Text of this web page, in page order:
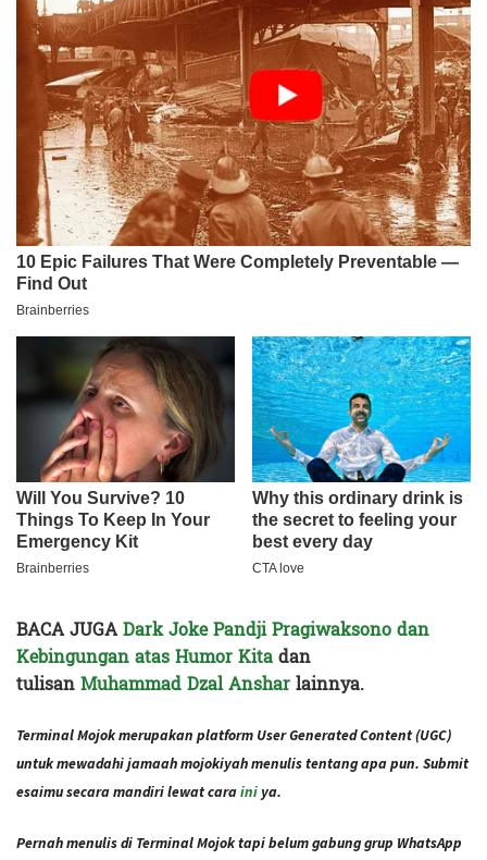
BACA JUGADark Joke Pandji Pragiwaksono dan
Kebingungan atas Humor Kitadan
tulisanMuhammad Dzal Ansharlainnya.
Terminal Mojok merupakan platform User Generated Content (UGC)
untuk mewadahi jamaah mojokiyah menulis tentang apa pun. Submit
esaimu secara mandiri lewat caraini ya.
Pernah menulis di Terminal Mojok tapi belum gabung grup WhatsApp